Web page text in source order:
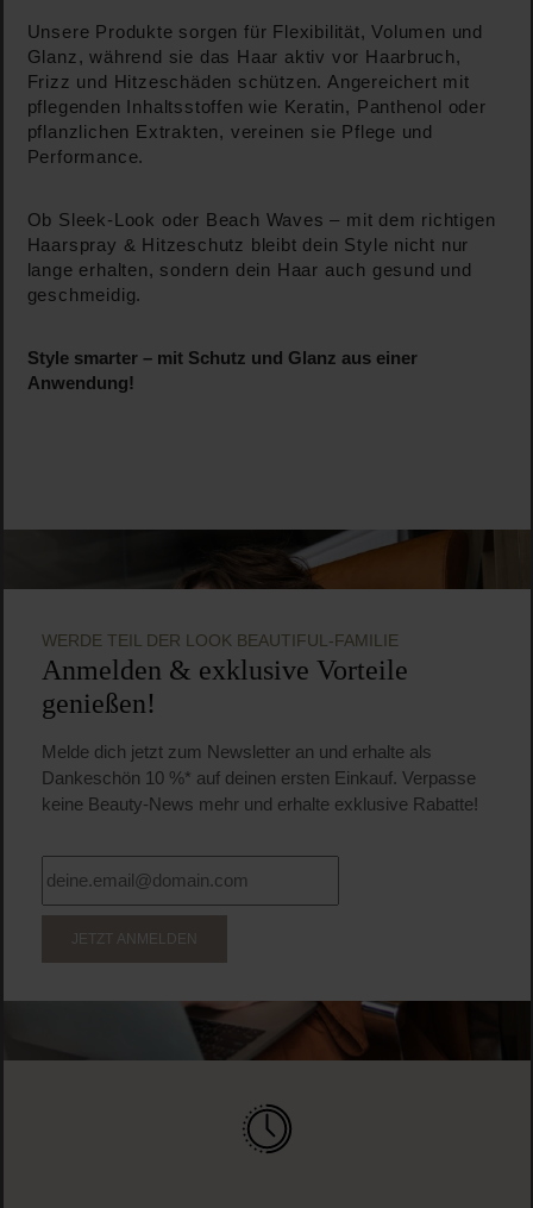
Unsere Produkte sorgen für Flexibilität, Volumen und
Glanz, während sie das Haar aktiv vor Haarbruch,
Frizz und Hitzeschäden schützen. Angereichert mit
pflegenden Inhaltsstoffen wie Keratin, Panthenol oder
pflanzlichen Extrakten, vereinen sie Pflege und
Performance.
Ob Sleek-Look oder Beach Waves – mit dem richtigen
Haarspray & Hitzeschutz bleibt dein Style nicht nur
lange erhalten, sondern dein Haar auch gesund und
geschmeidig.
Style smarter – mit Schutz und Glanz aus einer
Anwendung!
WERDE TEIL DER LOOK BEAUTIFUL-FAMILIE
Anmelden & exklusive Vorteile
genießen!
Melde dich jetzt zum Newsletter an und erhalte als
Dankeschön 10 %* auf deinen ersten Einkauf. Verpasse
keine Beauty-News mehr und erhalte exklusive Rabatte!
JETZT ANMELDEN